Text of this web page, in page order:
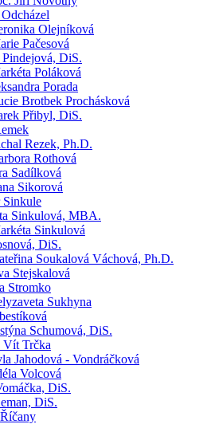
Olejníková
Pačesová
DiS.
Poláková
Porada
Brotbek Prochásková
Přibyl, DiS.
Rezek, Ph.D.
Rothová
Sadílková
Sikorová
Sinkule
Sinkulová, MBA.
Sinkulová
DiS.
Soukalová Váchová, Ph.D.
Stejskalová
Stromko
Sukhyna
Schumová, DiS.
Vít Trčka
Jahodová - Vondráčková
Volcová
DiS.
DiS.